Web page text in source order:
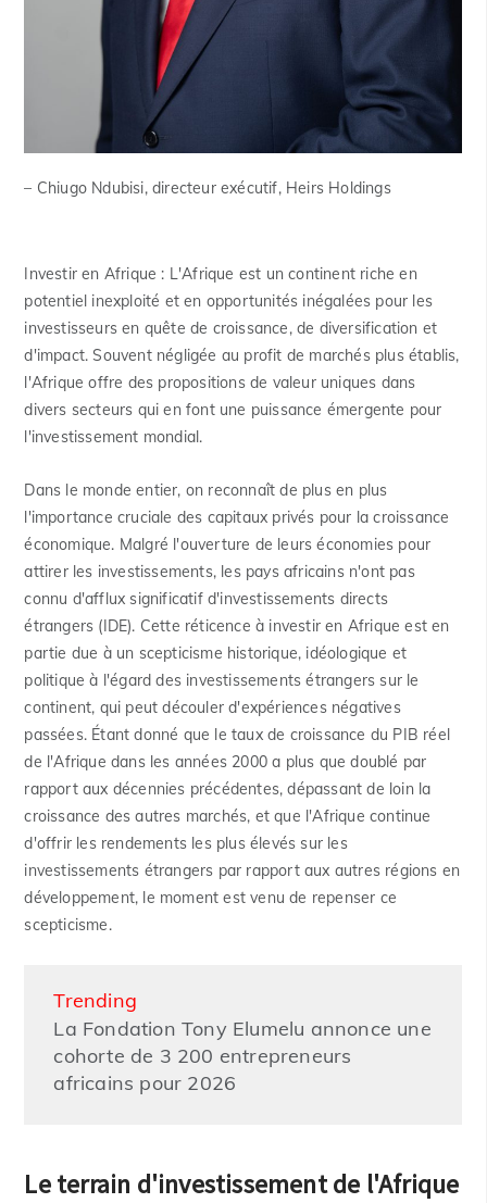
– Chiugo Ndubisi, directeur exécutif, Heirs Holdings
Investir en Afrique : L'Afrique est un continent riche en
potentiel inexploité et en opportunités inégalées pour les
investisseurs en quête de croissance, de diversification et
d'impact. Souvent négligée au profit de marchés plus établis,
l'Afrique offre des propositions de valeur uniques dans
divers secteurs qui en font une puissance émergente pour
l'investissement mondial.
Dans le monde entier, on reconnaît de plus en plus
l'importance cruciale des capitaux privés pour la croissance
économique. Malgré l'ouverture de leurs économies pour
attirer les investissements, les pays africains n'ont pas
connu d'afflux significatif d'investissements directs
étrangers (IDE). Cette réticence à investir en Afrique est en
partie due à un scepticisme historique, idéologique et
politique à l'égard des investissements étrangers sur le
continent, qui peut découler d'expériences négatives
passées. Étant donné que le taux de croissance du PIB réel
de l'Afrique dans les années 2000 a plus que doublé par
rapport aux décennies précédentes, dépassant de loin la
croissance des autres marchés, et que l'Afrique continue
d'offrir les rendements les plus élevés sur les
investissements étrangers par rapport aux autres régions en
développement, le moment est venu de repenser ce
scepticisme.
Trending
La Fondation Tony Elumelu annonce une
cohorte de 3 200 entrepreneurs
africains pour 2026
Le terrain d'investissement de l'Afrique